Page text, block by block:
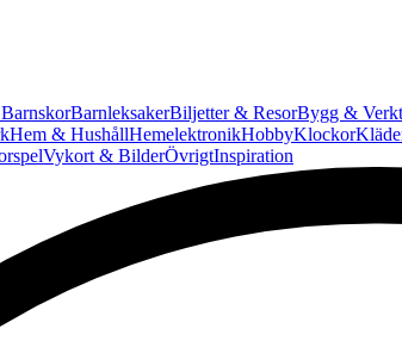
BarnleksakerBiljetter & ResorBygg &
Hem & HushållHemelektronikHobbyKlockor
Vykort & BilderÖvrigtInspiration